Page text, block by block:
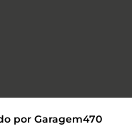
por Garagem470